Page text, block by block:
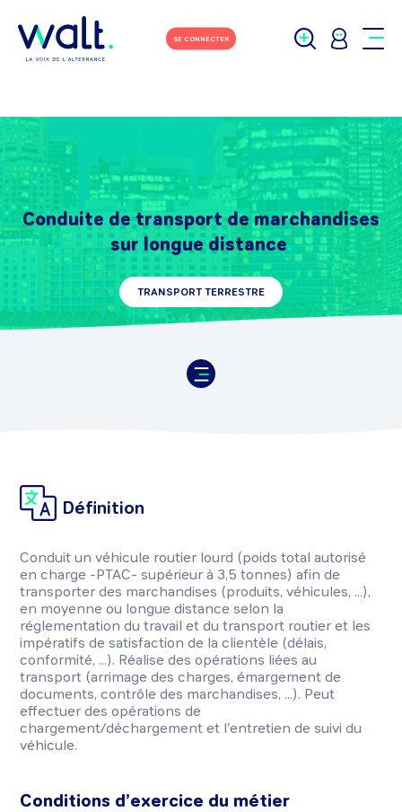
SE CONNECTER
Conduite de transport de marchandises
sur longue distance
TRANSPORT TERRESTRE
Définition
Conduit un véhicule routier lourd (poids total autorisé
en charge -PTAC- supérieur à 3,5 tonnes) afin de
transporter des marchandises (produits, véhicules, ...),
en moyenne ou longue distance selon la
réglementation du travail et du transport routier et les
impératifs de satisfaction de la clientèle (délais,
conformité, ...). Réalise des opérations liées au
transport (arrimage des charges, émargement de
documents, contrôle des marchandises, ...). Peut
effectuer des opérations de
chargement/déchargement et l'entretien de suivi du
véhicule.
Conditions d’exercice du métier